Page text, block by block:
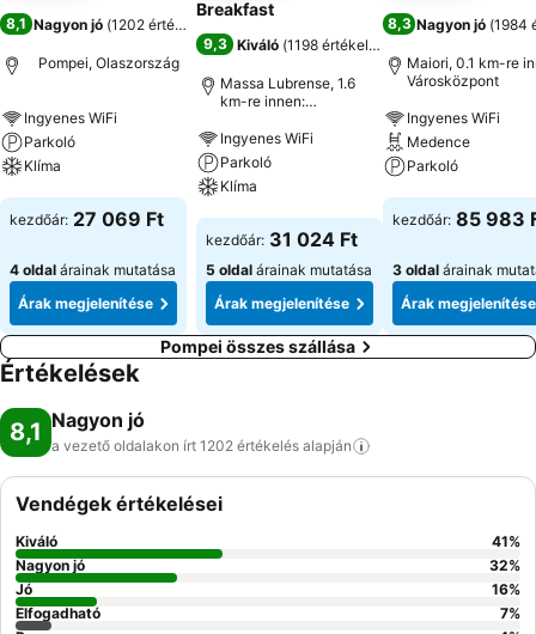
8,1 Nagyon jó (1202 értékelés
Pompei, Olaszország
Ingyenes WiFi
Parkoló
Klíma
Árak megjelenítése
kezdőár: 27 069 Ft
4 oldal árainak mutatása
Árak megjelenítése
Breakfast
9,3 Kiváló (1198 értékelés
Massa Lubrense, 1.6
km-re innen:
Ingyenes WiFi
Parkoló
Klíma
Árak megjelenítése
kezdőár: 31 024 Ft
5 oldal árainak mutatása
Árak megjelenítése
8,3 Nagyon jó (1984
Maiori, 0.1 km-re
Városközpont
Ingyenes WiFi
Medence
Parkoló
Árak
kezdőár: 85 983
3 oldal árainak
Árak megjelenítése
Pompei összes szállása
Értékelések
8,1 Nagyon jó
a vezető oldalakon írt 1202 értékelés alapján
Vendégek értékelései
Kiváló 41%
Nagyon jó
32%
Jó
16%
Elfogadható
7%